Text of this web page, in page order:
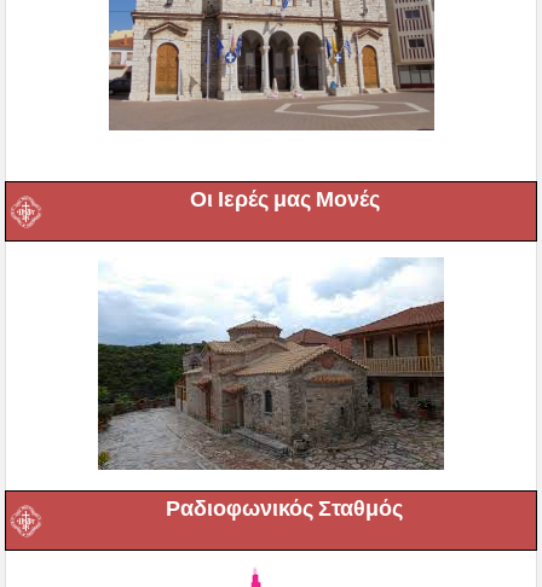
Οι Ιερές μας Μονές
Ραδιοφωνικός Σταθμός